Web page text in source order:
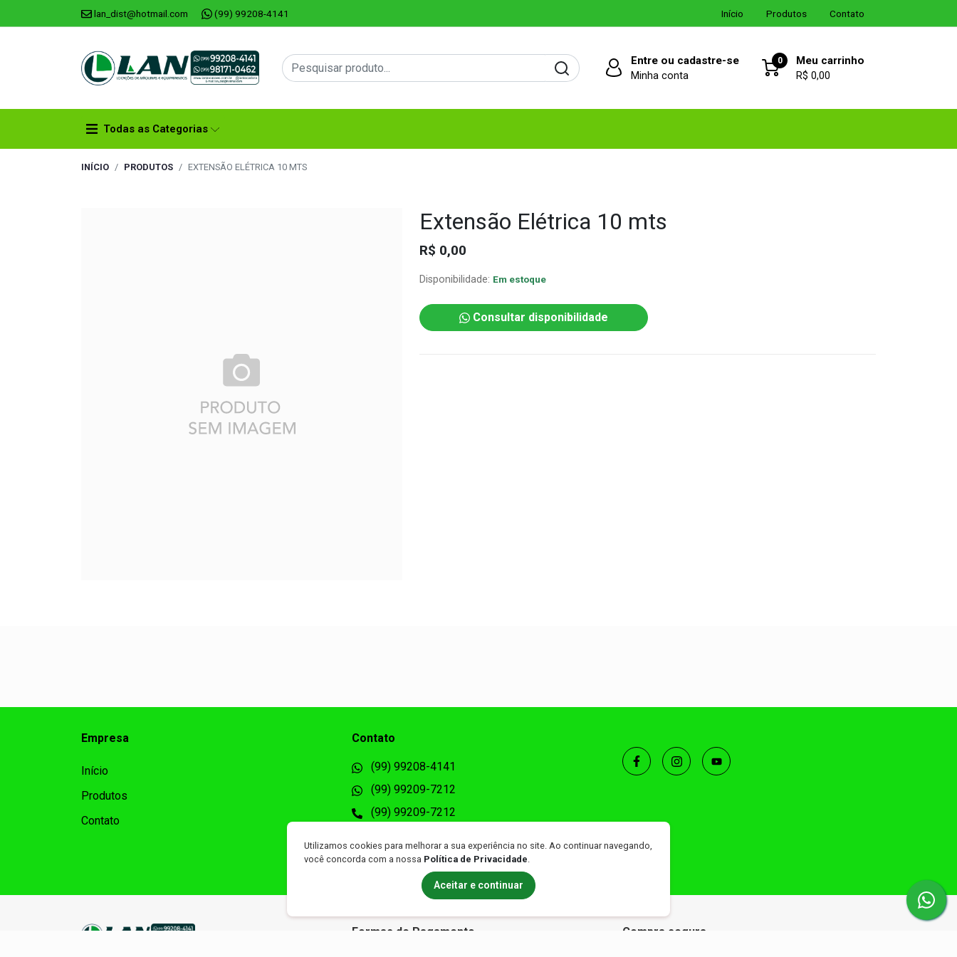
lan_dist@hotmail.com (99) 99208-4141 Início Produtos Contato
Entre ou cadastre-se
Minha conta
0 Meu carrinho
R$ 0,00
Todas as Categorias
INÍCIO PRODUTOS EXTENSÃO ELÉTRICA 10 MTS
Extensão Elétrica 10 mts
R$ 0,00
Disponibilidade: Em estoque
Consultar disponibilidade
Empresa
Início
Produtos
Contato
Contato
(99) 99208-4141
(99) 99209-7212
(99) 99209-7212
lanlocacoes.com.br/
Formas de Pagamento Compra segura
Utilizamos cookies para melhorar a sua experiência no site. Ao continuar navegando,
você concorda com a nossa Política de Privacidade.
Aceitar e continuar